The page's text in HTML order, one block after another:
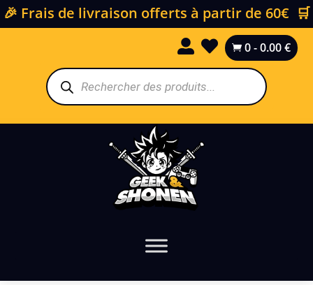
🎉 Frais de livraison offerts à partir de 60€ 🛒
   0-0.00€
Recherche
de
produits